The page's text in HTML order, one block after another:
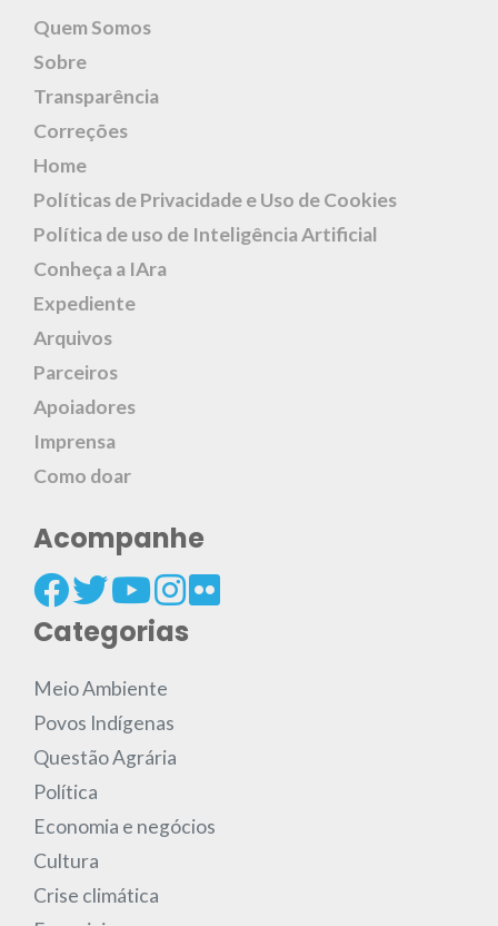
Quem Somos
Sobre
Transparência
Correções
Home
Políticas de Privacidade e Uso de Cookies
Política de uso de Inteligência Artificial
Conheça a IAra
Expediente
Arquivos
Parceiros
Apoiadores
Imprensa
Como doar
Acompanhe
Categorias
Meio Ambiente
Povos Indígenas
Questão Agrária
Política
Economia e negócios
Cultura
Crise climática